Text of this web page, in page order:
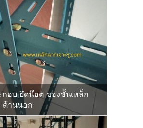
กอบ ยึดน๊อต ของชั้นเหล็ก
ด้านนอก